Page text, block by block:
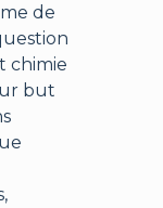
de
chimie
but